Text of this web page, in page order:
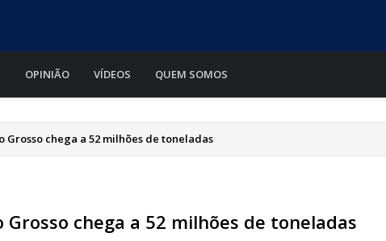
de motos e bicicletas elétricas para entregadores
OPINIÃO VÍDEOS QUEM SOMOS
chega a 52 milhões de toneladas
chega a 52 milhões de toneladas